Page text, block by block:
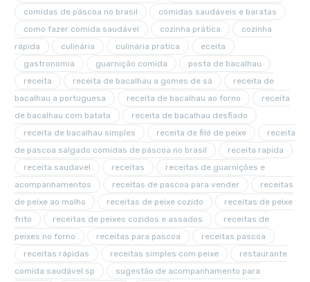
comidas de páscoa no brasil
comidas saudáveis e baratas
como fazer comida saudável
cozinha prática
cozinha
rápida
culinária culinária pratica
eceita
gastronomia
guarnição comida
posta de bacalhau
receita
receita de bacalhau a gomes de sá
receita de
bacalhau a portuguesa
receita de bacalhau ao forno
receita
de bacalhau com batata
receita de bacalhau desfiado
receita de bacalhau simples
receita de filé de peixe
receita
de pascoa salgado comidas de páscoa no brasil
receita rapida
receita saudavel
receitas
receitas de guarnições e
acompanhamentos
receitas de pascoa para vender
receitas
de peixe ao molho
receitas de peixe cozido
receitas de peixe
frito
receitas de peixes cozidos e assados
receitas de
peixes no forno
receitas para pascoa
receitas pascoa
receitas rápidas
receitas simples com peixe
restaurante
comida saudável sp
sugestão de acompanhamento para